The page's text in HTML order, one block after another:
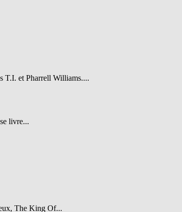
T.I. et Pharrell Williams....
livre...
The King Of...